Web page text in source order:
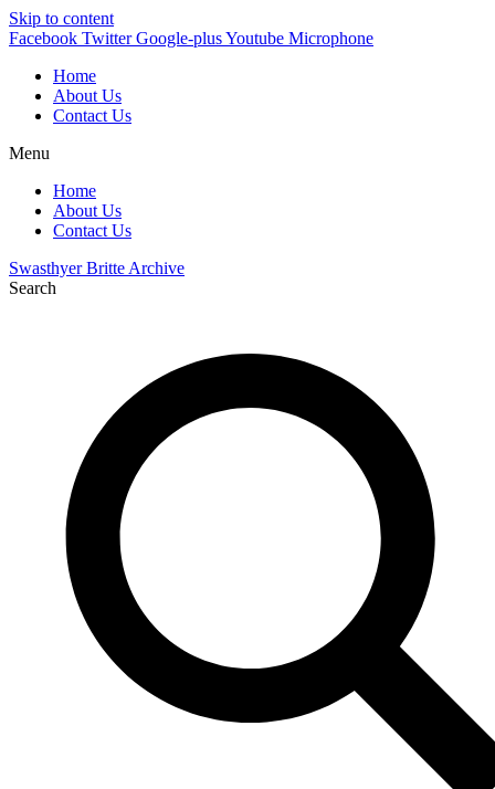
Skip to content
Facebook Twitter Google-plusYoutube Microphone
Home
About Us
Contact Us
Menu
Home
About Us
Contact Us
Swasthyer Britte Archive
Search